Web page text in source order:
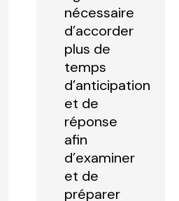
nécessaire
d’accorder
plus de
temps
d’anticipation
et de
réponse
afin
d’examiner
et de
préparer